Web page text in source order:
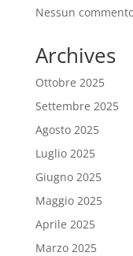
Nessun
Archives
Ottobre 2025
Settembre 2025
Agosto 2025
Luglio 2025
Giugno 2025
Maggio 2025
Aprile 2025
Marzo 2025